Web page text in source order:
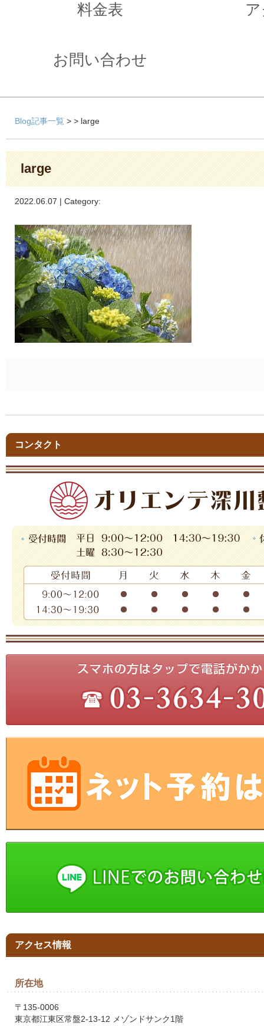
料金表
お問い合わせ
Blog記事一覧 > > large
large
2022.06.07 | Category:
コンタクト
アクセス情報
所在地
〒135-0006
東京都江東区常盤2-13-12 メゾンドサンク1階